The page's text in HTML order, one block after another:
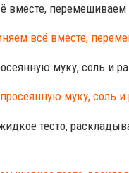
вместе, перемешиваем
муку, соль и
тесто,